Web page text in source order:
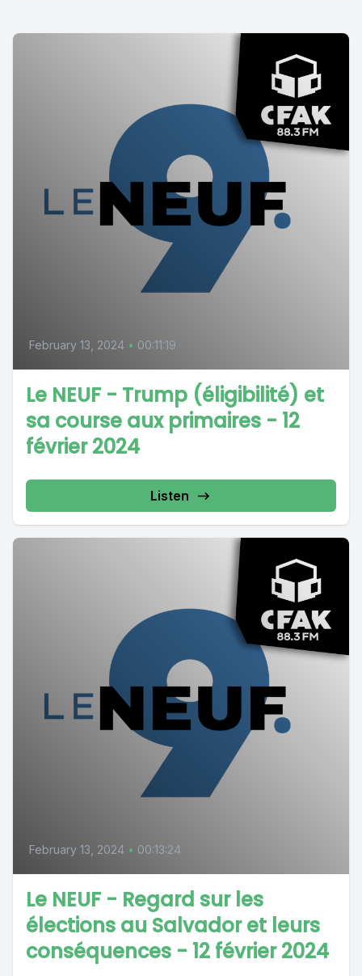
February 13, 2024 • 00:11:19
Le NEUF - Trump (éligibilité) et
sa course aux primaires - 12
février 2024
Listen
February 13, 2024 • 00:13:24
Le NEUF - Regard sur les
élections au Salvador et leurs
conséquences - 12 février 2024